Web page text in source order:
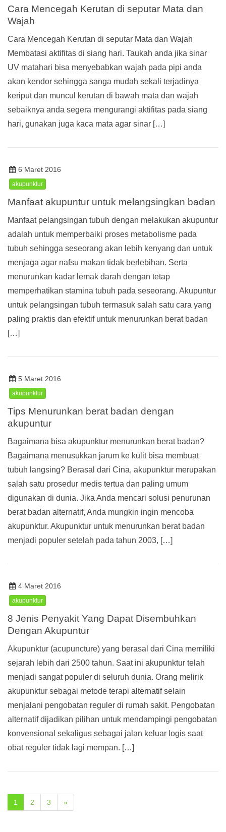
Cara Mencegah Kerutan di seputar Mata dan
Wajah
Cara Mencegah Kerutan di seputar Mata dan Wajah
Membatasi aktifitas di siang hari. Taukah anda jika sinar
UV matahari bisa menyebabkan wajah pada pipi anda
akan kendor sehingga sanga mudah sekali terjadinya
keriput dan muncul kerutan di bawah mata dan wajah
sebaiknya anda segera mengurangi aktifitas pada siang
hari, gunakan juga kaca mata agar sinar […]
6 Maret 2016
akupunktur
Manfaat akupuntur untuk melangsingkan badan
Manfaat pelangsingan tubuh dengan melakukan akupuntur
adalah untuk memperbaiki proses metabolisme pada
tubuh sehingga seseorang akan lebih kenyang dan untuk
menjaga agar nafsu makan tidak berlebihan. Serta
menurunkan kadar lemak darah dengan tetap
memperhatikan stamina tubuh pada seseorang. Akupuntur
untuk pelangsingan tubuh termasuk salah satu cara yang
paling praktis dan efektif untuk menurunkan berat badan
[…]
5 Maret 2016
akupunktur
Tips Menurunkan berat badan dengan
akupuntur
Bagaimana bisa akupunktur menurunkan berat badan?
Bagaimana menusukkan jarum ke kulit bisa membuat
tubuh langsing? Berasal dari Cina, akupunktur merupakan
salah satu prosedur medis tertua dan paling umum
digunakan di dunia. Jika Anda mencari solusi penurunan
berat badan alternatif, Anda mungkin ingin mencoba
akupunktur. Akupunktur untuk menurunkan berat badan
menjadi populer setelah pada tahun 2003, […]
4 Maret 2016
akupunktur
8 Jenis Penyakit Yang Dapat Disembuhkan
Dengan Akupuntur
Akupunktur (acupuncture) yang berasal dari Cina memiliki
sejarah lebih dari 2500 tahun. Saat ini akupunktur telah
menjadi sangat populer di seluruh dunia. Orang melirik
akupunktur sebagai metode terapi alternatif selain
menjalani pengobatan reguler di rumah sakit. Pengobatan
alternatif dijadikan pilihan untuk mendampingi pengobatan
konvensional sekaligus sebagai jalan keluar logis saat
obat reguler tidak lagi mempan. […]
1 2 3 »